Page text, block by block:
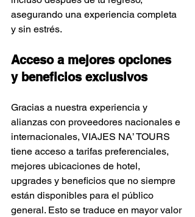
asegurando una experiencia completa
y sin estrés.
Acceso a mejores opciones
y beneficios exclusivos
Gracias a nuestra experiencia y
alianzas con proveedores nacionales e
internacionales, VIAJES NA’ TOURS
tiene acceso a tarifas preferenciales,
mejores ubicaciones de hotel,
upgrades y beneficios que no siempre
están disponibles para el público
general. Esto se traduce en mayor valor